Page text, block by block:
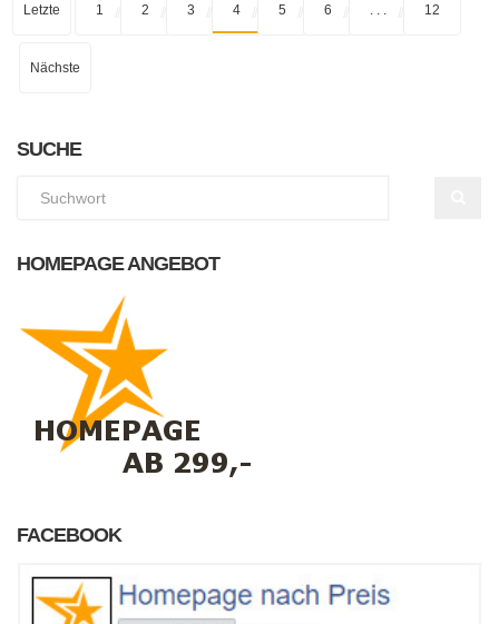
Letzte 1 2 3 4 5 6 12
Nächste
SUCHE
HOMEPAGE ANGEBOT
FACEBOOK